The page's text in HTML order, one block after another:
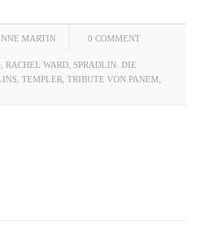
MARTIN 0 COMMENT
RACHEL WARD SPRADLIN. DIE
TEMPLER TRIBUTE VON PANEM